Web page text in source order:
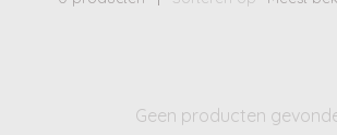
Geen producten